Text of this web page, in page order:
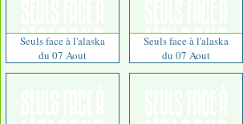
Seuls face à l'alaska
du 07 Aout
Seuls face à l'alaska
du 07 Aout